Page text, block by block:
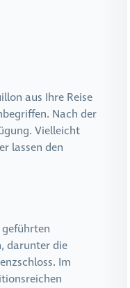
aus Ihre Reise
Nach der
Vielleicht
lassen den
darunter die
Im